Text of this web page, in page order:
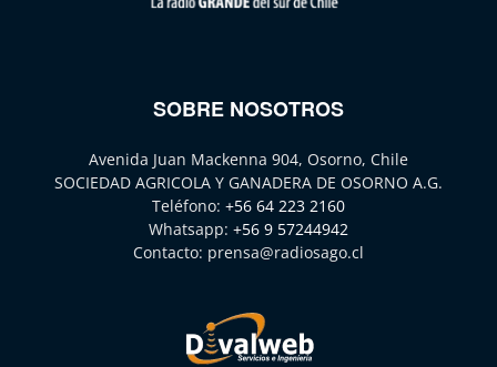
SOBRE NOSOTROS
Avenida Juan Mackenna 904, Osorno, Chile
SOCIEDAD AGRICOLA Y GANADERA DE OSORNO A.G.
Teléfono: +56 64 223 2160
Whatsapp: +56 9 57244942
Contacto: prensa@radiosago.cl